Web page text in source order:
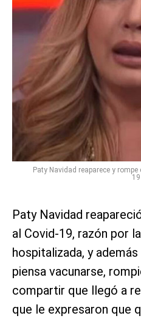
Paty Navidad reaparece y
19
Paty Navidad
al Covid-19, razón por
hospitalizada, y
piensa vacunarse,
compartir que llegó a
que le expresaron que